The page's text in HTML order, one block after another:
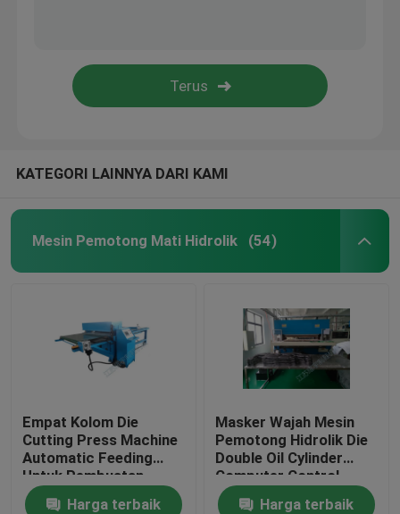
KATEGORI LAINNYA DARI KAMI
Mesin Pemotong Mati Hidrolik (54)
Empat Kolom Die
Cutting Press Machine
Automatic Feeding
Untuk Pembuatan
Sepatu Olahraga
Harga terbaik
Masker Wajah Mesin
Pemotong Hidrolik Die
Double Oil Cylinder
Computer Control
Harga terbaik